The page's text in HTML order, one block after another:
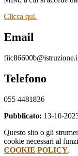
Clicca qui.
Email
Telefono
055 4481836
Pubblicato: 13-10-
Questo sito o gli
cookie necessari al
COOKIE POLICY.